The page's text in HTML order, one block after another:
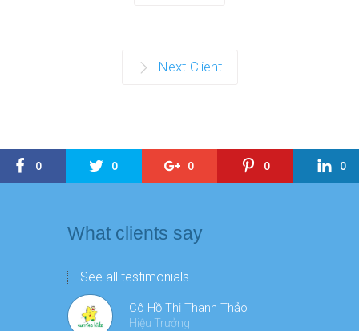
Next Client
0 0 0 0 0
What clients say
See all testimonials
Cô Hồ Thị Thanh Thảo
Hiệu Trưởng